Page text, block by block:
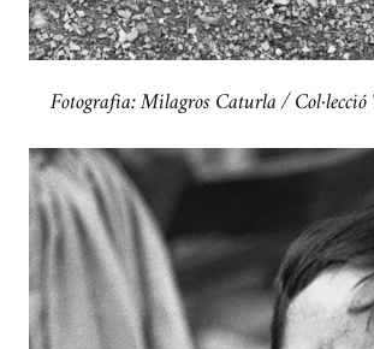
Fotografia: Milagros Caturla / Col·lecció